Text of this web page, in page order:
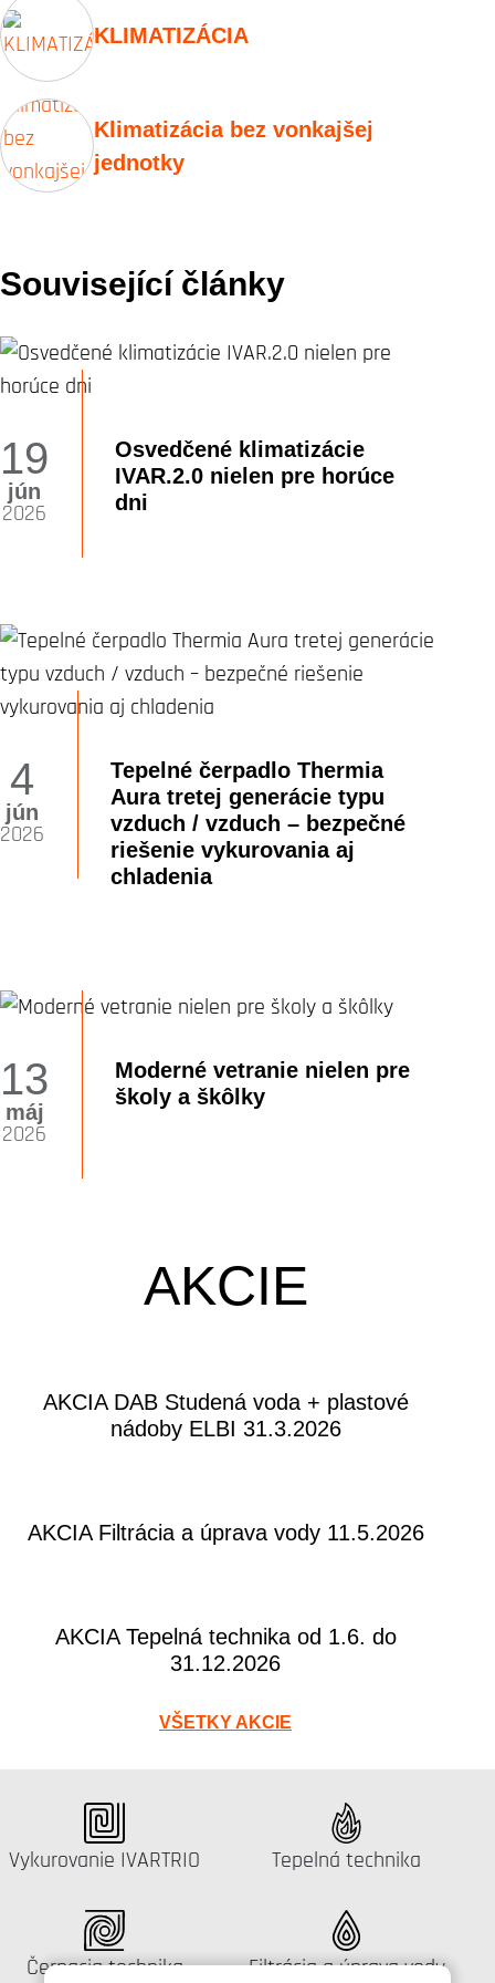
KLIMATIZÁCIA
Klimatizácia bez vonkajšej
jednotky
Související články
Osvedčené klimatizácie
IVAR.2.0 nielen pre horúce
dni
19
jún
2026
Tepelné čerpadlo Thermia
Aura tretej generácie typu
vzduch / vzduch – bezpečné
riešenie vykurovania aj
chladenia
4
jún
2026
Moderné vetranie nielen pre
školy a škôlky
13
máj
2026
AKCIE
AKCIA DAB Studená voda + plastové
nádoby ELBI 31.3.2026
AKCIA Filtrácia a úprava vody 11.5.2026
AKCIA Tepelná technika od 1.6. do
31.12.2026
VŠETKY AKCIE
Katalógus:
Vykurovanie IVARTRIO Katalógus:
Tepelná technika
Katalógus:
Čerpacia technika Katalógus:
Filtrácia a úprava vody